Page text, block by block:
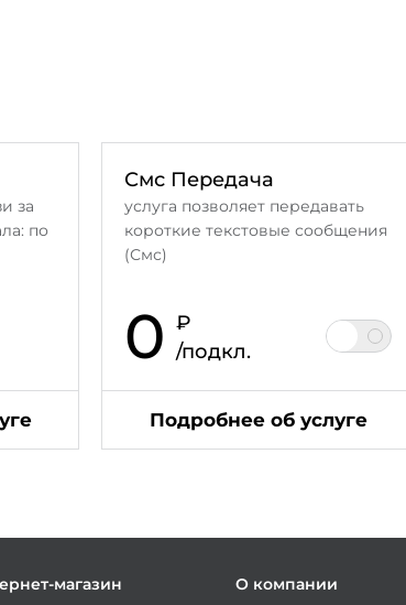
за
по
Смс Передача
услуга позволяет передавать
короткие текстовые сообщения
(Смс)
0 ₽
/подкл.
Подробнее об услуге
магазин О компании